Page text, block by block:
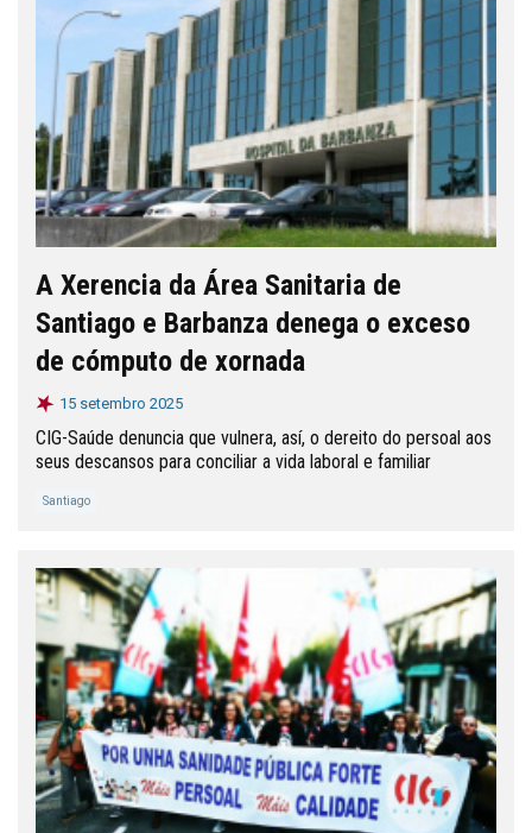
A Xerencia da Área Sanitaria de
Santiago e Barbanza denega o exceso
de cómputo de xornada
15 setembro 2025
CIG-Saúde denuncia que vulnera, así, o dereito do persoal aos
seus descansos para conciliar a vida laboral e familiar
Santiago